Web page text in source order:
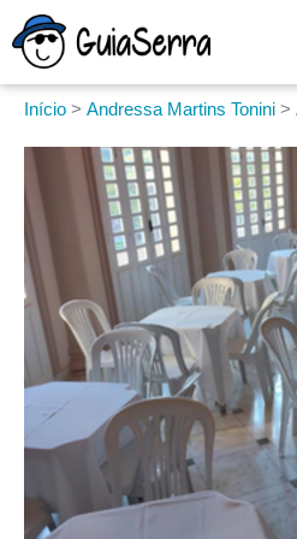
Início > Andressa Martins Tonini >